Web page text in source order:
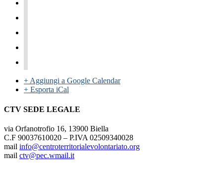
+ Aggiungi a Google Calendar
+ Esporta iCal
CTV SEDE LEGALE
via Orfanotrofio 16, 13900 Biella
C.F 90037610020 – P.IVA 02509340028
mail info@centroterritorialevolontariato.org
mail ctv@pec.wmail.it